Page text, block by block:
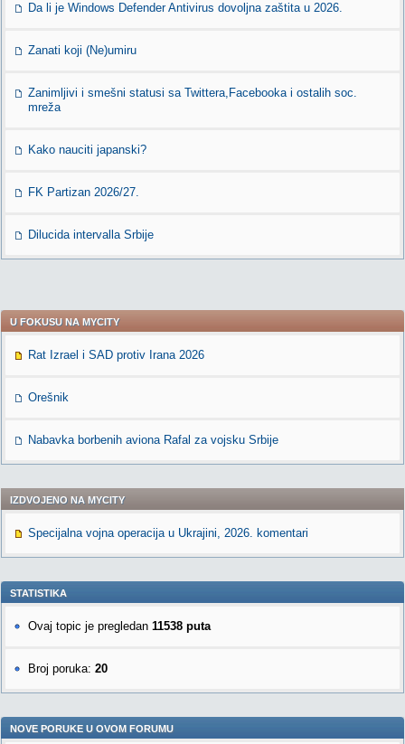
Da li je Windows Defender Antivirus dovoljna zaštita u 2026.
Zanati koji (Ne)umiru
Zanimljivi i smešni statusi sa Twittera,Facebooka i ostalih soc.
mreža
Kako nauciti japanski?
FK Partizan 2026/27.
Dilucida intervalla Srbije
U FOKUSU NA MYCITY
Rat Izrael i SAD protiv Irana 2026
Orešnik
Nabavka borbenih aviona Rafal za vojsku Srbije
IZDVOJENO NA MYCITY
Specijalna vojna operacija u Ukrajini, 2026. komentari
STATISTIKA
Ovaj topic je pregledan 11538 puta
Broj poruka: 20
NOVE PORUKE U OVOM FORUMU